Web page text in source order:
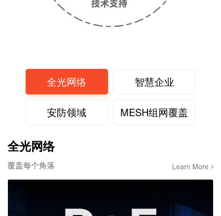
全光网络
覆盖每个角落 Learn More
全光网络 智慧企业
安防领域 MESH组网覆盖